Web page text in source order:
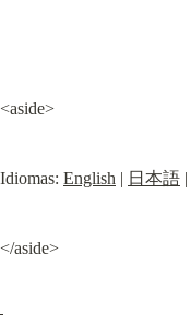
<aside>
Idiomas: English | 日本語 |
</aside>